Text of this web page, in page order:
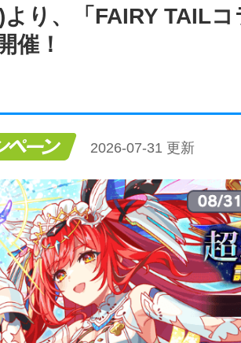
より、「FAIRY TAIL
催！
キャンペーン
2026-07-31 更新